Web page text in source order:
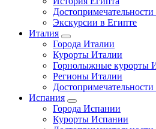
Достопримечательности
Экскурсии в Египте
Италия
Города Италии
Курорты Италии
Горнолыжные курорты
Регионы Италии
Испания
Города Испании
Курорты Испании